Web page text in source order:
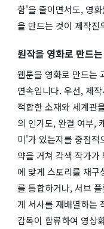
함'을 줄이면서도, 영
을 만드는 것이 제작진
원작을 영화로 만드
웹툰을 영화로 만드는
연속입니다. 우선, 제
적합한 소재와 세계관
의 인기도, 완결 여부,
미'가 있는지를 중점적
약을 거쳐 각색 작가가
에 맞게 스토리를 재구
를 통합하거나, 서브
게 서사를 재배열하는
감독이 합류하여 영상